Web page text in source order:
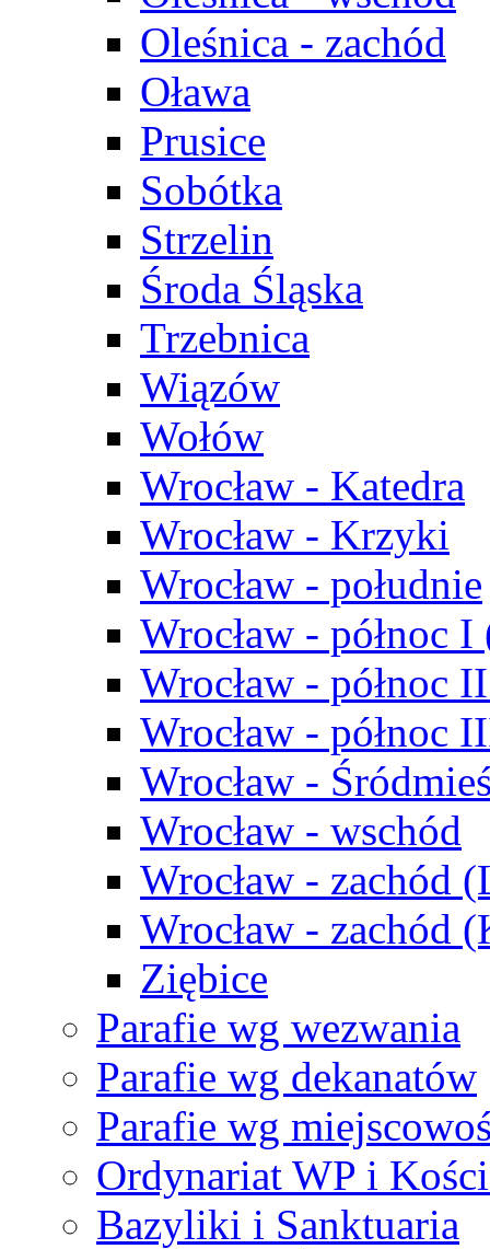
Oleśnica - zachód
Oława
Prusice
Sobótka
Strzelin
Środa Śląska
Trzebnica
Wiązów
Wołów
Wrocław - Katedra
Wrocław - Krzyki
Wrocław - południe
Wrocław - północ
Wrocław - północ
Wrocław - północ
Wrocław -
Wrocław - wschód
Wrocław - zachód
Wrocław - zachód
Ziębice
Parafie wg wezwania
Parafie wg dekanatów
Parafie wg
Ordynariat WP i
Bazyliki i Sanktuaria